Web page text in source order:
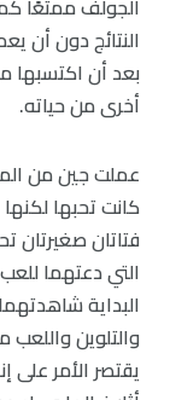
النتائج دون أن
بعد أن اكتسبها
أخرى من حياته.
عملت جين من
كانت تحبها
فتاتان صغيرتان
التي دعتهما
البداية
والتلوين واللعب
يقتصر الأمر